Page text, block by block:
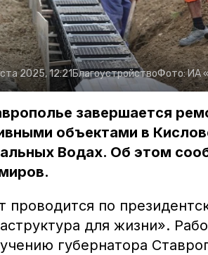
2025, 12:21БлагоустройствоФото:ИА
завершается
объектами в
Водах. Об этом
проводится по
для жизни».
губернатора